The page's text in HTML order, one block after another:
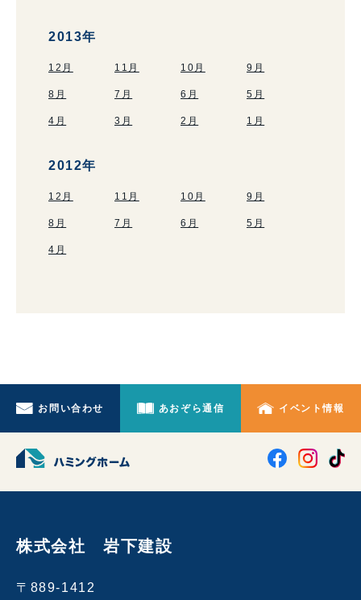
2013年
12月 11月 10月 9月
8月 7月 6月 5月
4月 3月 2月 1月
2012年
12月 11月 10月 9月
8月 7月 6月 5月
4月
お問い合わせ あおぞら通信 イベント情報
株式会社 岩下建設
〒889-1412